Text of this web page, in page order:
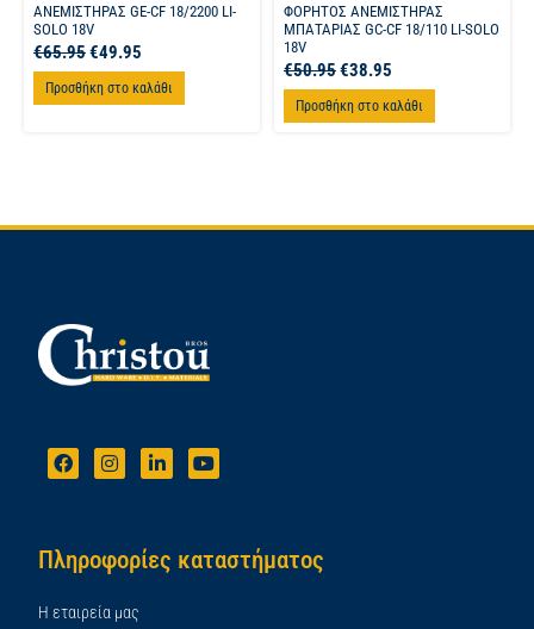
ΑΝΕΜΙΣΤΗΡΑΣ GE-CF 18/2200 LI-
SOLO 18V
€65.95€49.95
Προσθήκη στο καλάθι
ΦΟΡΗΤΟΣ ΑΝΕΜΙΣΤΗΡΑΣ
ΜΠΑΤΑΡΙΑΣ GC-CF 18/110 LI-SOLO
18V
€50.95€38.95
Προσθήκη στο καλάθι
Πληροφορίες καταστήματος
Η εταιρεία μας